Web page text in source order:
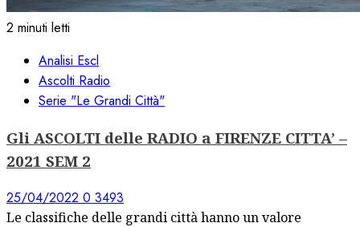
2 minuti letti
Analisi Escl
Ascolti Radio
Serie "Le Grandi Città"
Gli ASCOLTI delle RADIO a FIRENZE CITTA’ –
2021 SEM 2
25/04/2022 0 3493
Le classifiche delle grandi città hanno un valore